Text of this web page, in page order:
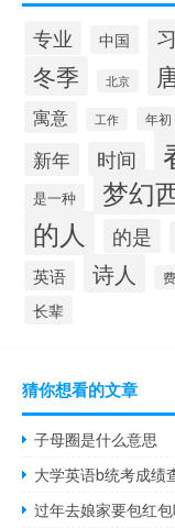
专业 中国
冬季 北京
寓意 工作 年初
新年 时间
是一种 梦幻
的人 的是
英语 诗人
长辈
猜你想看的文章
子母圈是什么意思
大学英语b统考成绩
过年去娘家要包红